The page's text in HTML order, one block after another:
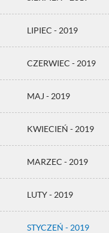
LIPIEC - 2019
CZERWIEC - 2019
MAJ - 2019
KWIECIEŃ - 2019
MARZEC - 2019
LUTY - 2019
STYCZEŃ - 2019